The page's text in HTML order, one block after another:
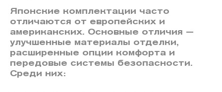
Японские комплектации часто
отличаются от европейских и
американских. Основные отличия —
улучшенные материалы отделки,
расширенные опции комфорта и
передовые системы безопасности.
Среди них: